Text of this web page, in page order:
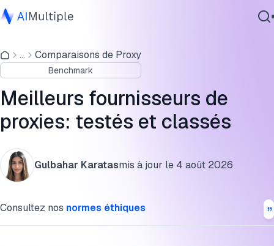
IA agentique
cybersécurité
Données
Logiciel d'entreprise
Services
... Comparaisons de Proxy
Benchmark
Meilleurs fournisseurs de
proxies: testés et classés
Gulbahar Karatasmis à jour le 4 août 2026
Consultez nos normes éthiques
Résultats du benchmark des serveurs proxy
Meilleurs sites et fournisseurs de proxy
Qu'est-ce qu'un fournisseur de proxy ?